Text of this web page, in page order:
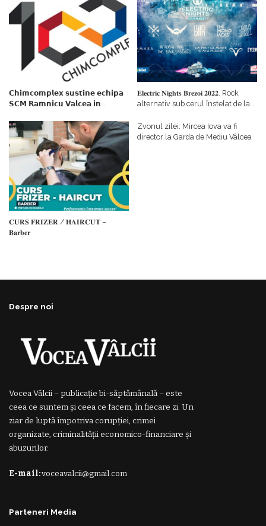
𝗖𝗵𝗶𝗺𝗰𝗼𝗺𝗽𝗹𝗲𝘅 𝘀𝘂𝘀𝘁𝗶𝗻𝗲 𝗲𝗰𝗵𝗶𝗽𝗮
𝗦𝗖𝗠 𝗥𝗮𝗺𝗻𝗶𝗰𝘂 𝗩𝗮𝗹𝗰𝗲𝗮 𝗶𝗻
𝗳𝗶𝗻𝗮𝗻𝘁𝗮𝘁𝗼𝗿
𝐄𝐥𝐞𝐜𝐭𝐫𝐢𝐜 𝐍𝐢𝐠𝐡𝐭𝐬 𝐁𝐫𝐞𝐳𝐨𝐢 𝟐𝟎𝟐𝟐. Rock
alternativ sub cerul înstelat de la
𝐂𝐔𝐑𝐒 𝐅𝐑𝐈𝐙𝐄𝐑 / 𝐇𝐀𝐈𝐑𝐂𝐔𝐓 –
𝐁𝐚𝐫𝐛𝐞𝐫
Zvonul zilei: Mircea Iova va fi
director la Garda de Mediu Vâlcea
Despre noi
Vocea Vâlcii – publicație bi-săptămânală – este
ceea ce suntem și ceea ce facem, în fiecare zi. Un
ziar de luptă împotriva corupției, crimei
organizate, criminalității economico-financiare și
abuzurilor.
E-mail:voceavalcii@gmail.com
Parteneri Media